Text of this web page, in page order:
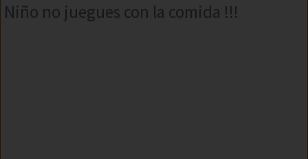
Niño no juegues con la comida !!!